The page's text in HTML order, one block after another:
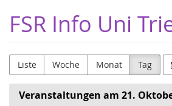
Haupt-
Inhalt
FSR Info Uni
Liste Woche Monat Tag
Veranstaltungen am 21.